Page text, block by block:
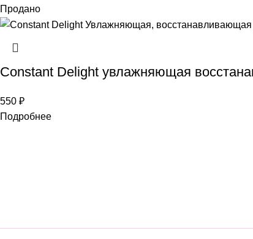
Продано
Constant Delight увлажняющая
550 ₽
Подробнее